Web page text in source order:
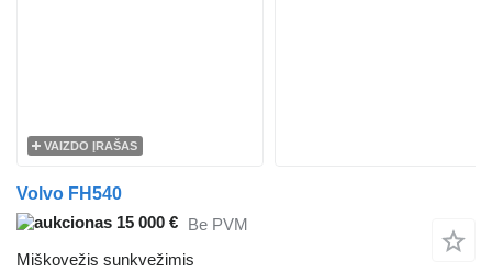
VAIZDO ĮRAŠAS
Volvo FH540
15 000 € Be PVM
Miškovežis sunkvežimis